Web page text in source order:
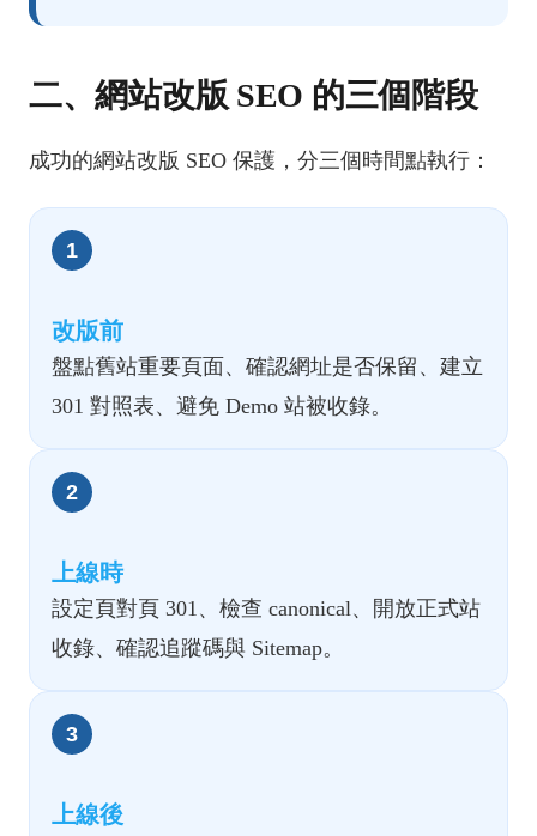
二、網站改版 SEO 的三個階段
成功的網站改版 SEO 保護，分三個時間點執行：
1
改版前
盤點舊站重要頁面、確認網址是否保留、建立
301 對照表、避免 Demo 站被收錄。
2
上線時
設定頁對頁 301、檢查 canonical、開放正式站
收錄、確認追蹤碼與 Sitemap。
3
上線後